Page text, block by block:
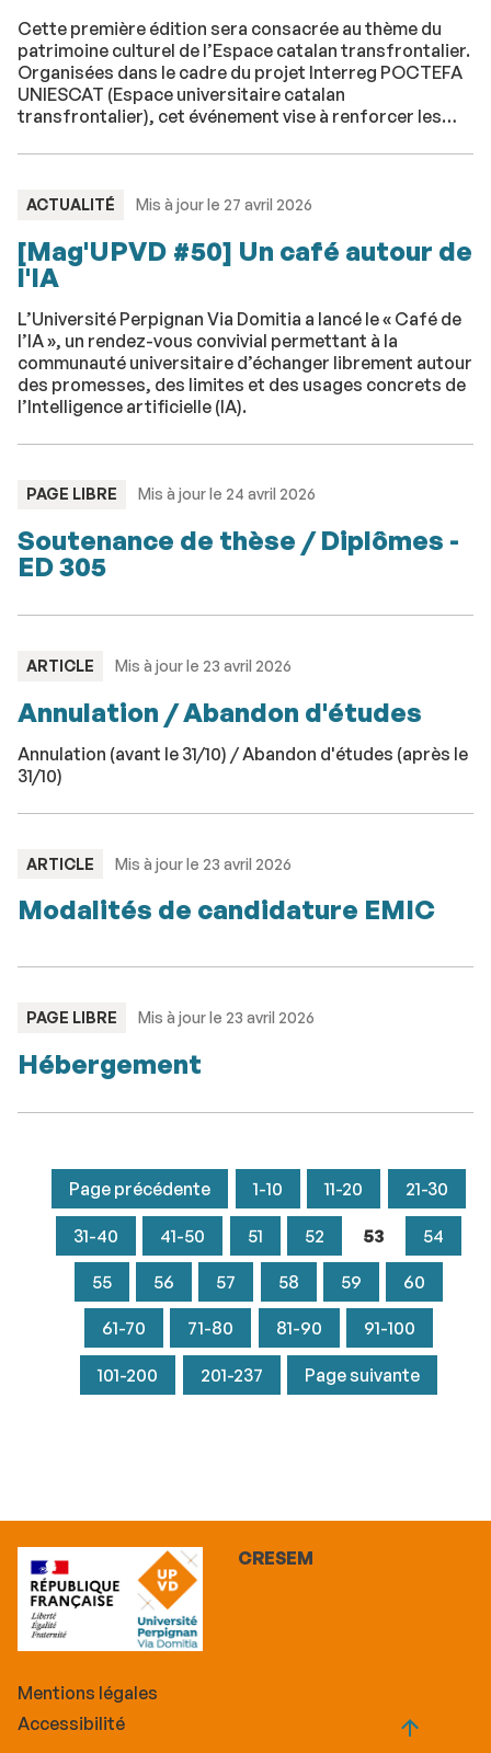
Cette première édition sera consacrée au thème du
patrimoine culturel de l’Espace catalan transfrontalier.
Organisées dans le cadre du projet Interreg POCTEFA
UNIESCAT (Espace universitaire catalan
transfrontalier), cet événement vise à renforcer les
entre les jeunes chercheurs de l'Université de Gérone
TYPE
ACTUALITÉ Mis à jour le 27 avril 2026
[Mag'UPVD #50] Un café autour de
l'IA
L’Université Perpignan Via Domitia a lancé le « Café de
l’IA », un rendez-vous convivial permettant à la
communauté universitaire d’échanger librement autour
des promesses, des limites et des usages concrets de
l’Intelligence artificielle (IA).
TYPE
PAGE LIBRE Mis à jour le 24 avril 2026
Soutenance de thèse / Diplômes -
ED 305
TYPE
ARTICLE Mis à jour le 23 avril 2026
Annulation / Abandon d'études
Annulation (avant le 31/10) / Abandon d'études (après le
31/10)
TYPE
ARTICLE Mis à jour le 23 avril 2026
Modalités de candidature EMIC
TYPE
PAGE LIBRE Mis à jour le 23 avril 2026
Hébergement
Page précédente 1-10 11-20 21-30
31-40 41-50 51 52 53 54
55 56 57 58 59 60
61-70 71-80 81-90 91-100
101-200 201-237 Page suivante
CRESEM
Mentions légales
Accessibilité